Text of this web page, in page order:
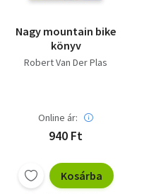
Nagy mountain bike
könyv
Robert Van Der Plas
Online ár:
940 Ft
Kosárba